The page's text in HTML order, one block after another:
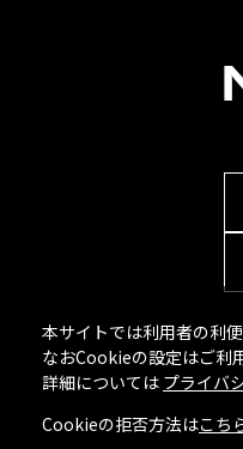
本サイトでは利用者の利
なおCookieの設定はご利
詳細については プライバ
Cookieの拒否方法はこち